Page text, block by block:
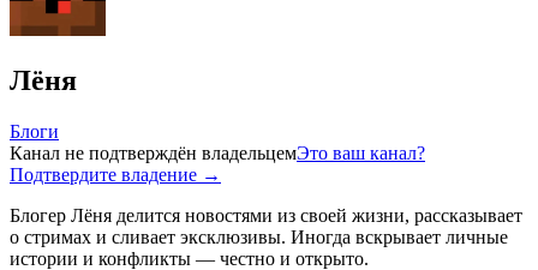
Лёня
Блоги
Канал не подтверждён владельцемЭто ваш канал?
Подтвердите владение →
Блогер Лёня делится новостями из своей жизни, рассказывает
о стримах и сливает эксклюзивы. Иногда вскрывает личные
истории и конфликты — честно и открыто.